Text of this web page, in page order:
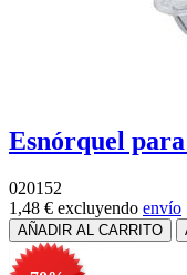
Esnórquel
020152
1,48 € excluyendo envío